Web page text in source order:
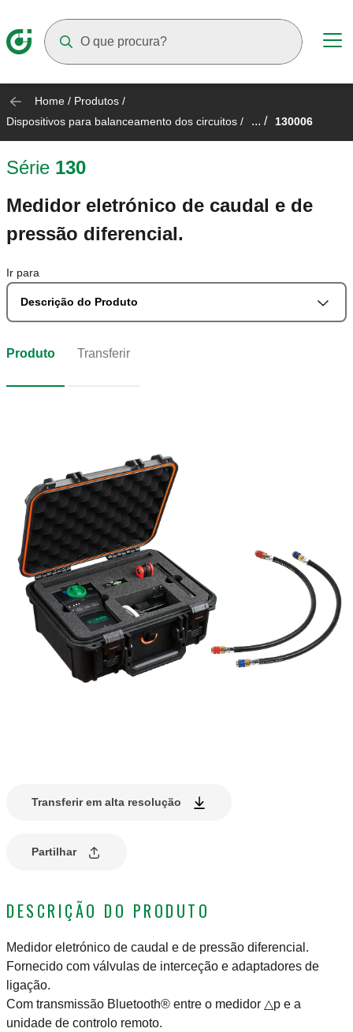
Home / Produtos /
Dispositivos para balanceamento dos circuitos / ... / 130006
Série 130
Medidor eletrónico de caudal e de
pressão diferencial.
Ir para
Descrição do Produto
Produto Transferir
Transferir em alta resolução
Partilhar
DESCRIÇÃO DO PRODUTO
Medidor eletrónico de caudal e de pressão diferencial.
Fornecido com válvulas de interceção e adaptadores de
ligação.
Com transmissão Bluetooth® entre o medidor △p e a
unidade de controlo remoto.